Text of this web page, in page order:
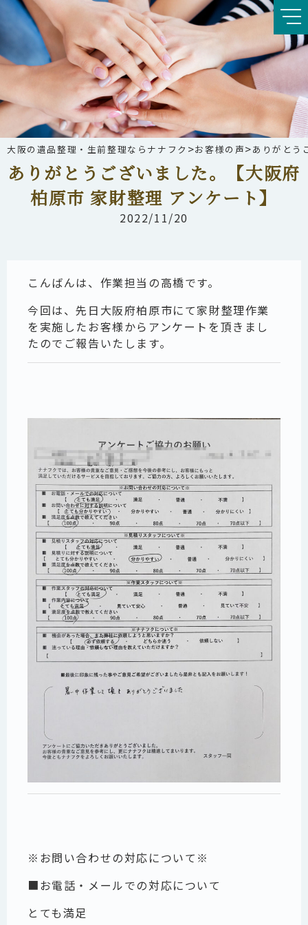
大阪の遺品整理・生前整理ならナナフク >お客様の声>ありがとう
ありがとうございました。【大阪府
柏原市 家財整理 アンケート】
2022/11/20
こんばんは、作業担当の高橋です。
今回は、先日大阪府柏原市にて家財整理作業
を実施したお客様からアンケートを頂きまし
たのでご報告いたします。
※お問い合わせの対応について※
■お電話・メールでの対応について
とても満足